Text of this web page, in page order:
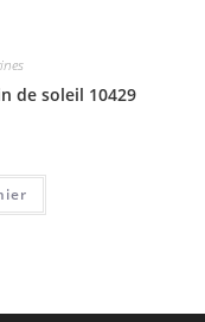
de soleil 10429